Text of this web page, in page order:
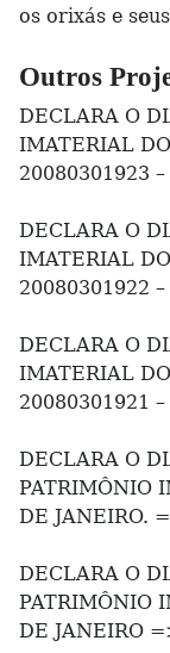
os orixás e
Outros
DECLARA O
IMATERIAL
20080301923
DECLARA O
IMATERIAL
20080301922
DECLARA O
IMATERIAL
20080301921
DECLARA O
PATRIMÔNIO
DE JANEIRO.
DECLARA O
PATRIMÔNIO
DE JANEIRO